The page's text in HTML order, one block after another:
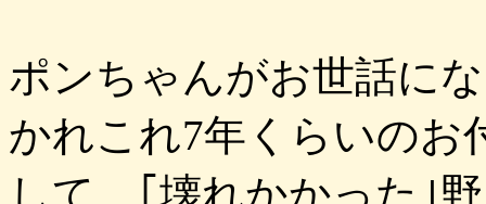
ポンちゃんがお世話に
かれこれ7年くらいのお
して、｢壊れかかった｣